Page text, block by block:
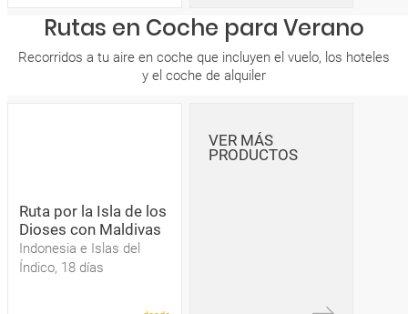
Rutas en Coche para Verano
Recorridos a tu aire en coche que incluyen el vuelo, los hoteles
y el coche de alquiler
Ruta por la Isla de los
Dioses con Maldivas
Indonesia e Islas del
Índico, 18 días
VER MÁS
PRODUCTOS